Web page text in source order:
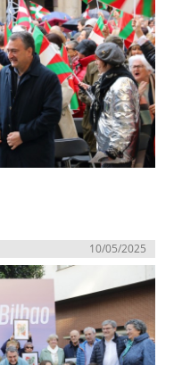
10/05/2025